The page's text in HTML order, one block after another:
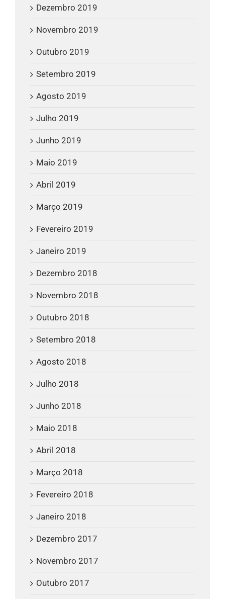
Dezembro 2019
Novembro 2019
Outubro 2019
Setembro 2019
Agosto 2019
Julho 2019
Junho 2019
Maio 2019
Abril 2019
Março 2019
Fevereiro 2019
Janeiro 2019
Dezembro 2018
Novembro 2018
Outubro 2018
Setembro 2018
Agosto 2018
Julho 2018
Junho 2018
Maio 2018
Abril 2018
Março 2018
Fevereiro 2018
Janeiro 2018
Dezembro 2017
Novembro 2017
Outubro 2017